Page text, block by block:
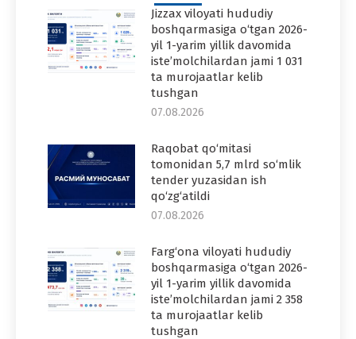
Jizzax viloyati hududiy
boshqarmasiga o‘tgan 2026-
yil 1-yarim yillik davomida
iste’molchilardan jami 1 031
ta murojaatlar kelib
tushgan
07.08.2026
Raqobat qo‘mitasi
tomonidan 5,7 mlrd so‘mlik
tender yuzasidan ish
qo‘zg‘atildi
07.08.2026
Farg‘ona viloyati hududiy
boshqarmasiga o‘tgan 2026-
yil 1-yarim yillik davomida
iste’molchilardan jami 2 358
ta murojaatlar kelib
tushgan